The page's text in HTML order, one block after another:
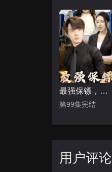
最强保镖，美女总裁来抢婚
第99集完结
用户评论